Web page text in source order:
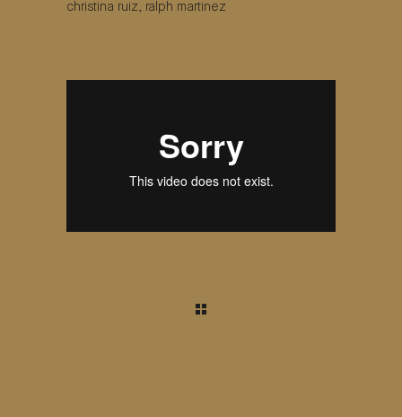
christina ruiz, ralph martinez